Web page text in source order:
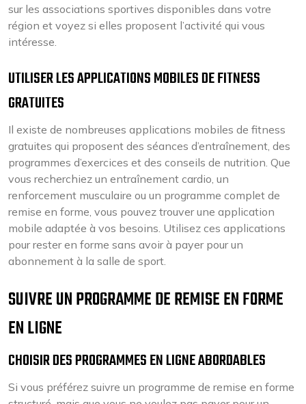
sur les associations sportives disponibles dans votre
région et voyez si elles proposent l’activité qui vous
intéresse.
UTILISER LES APPLICATIONS MOBILES DE FITNESS
GRATUITES
Il existe de nombreuses applications mobiles de fitness
gratuites qui proposent des séances d’entraînement, des
programmes d’exercices et des conseils de nutrition. Que
vous recherchiez un entraînement cardio, un
renforcement musculaire ou un programme complet de
remise en forme, vous pouvez trouver une application
mobile adaptée à vos besoins. Utilisez ces applications
pour rester en forme sans avoir à payer pour un
abonnement à la salle de sport.
SUIVRE UN PROGRAMME DE REMISE EN FORME
EN LIGNE
CHOISIR DES PROGRAMMES EN LIGNE ABORDABLES
Si vous préférez suivre un programme de remise en forme